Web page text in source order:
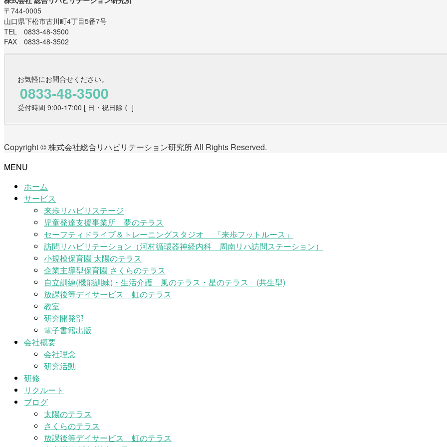
〒744-0005
山口県下松市古川町4丁目5番7号
TEL 0833-48-3500
FAX 0833-48-3502
お気軽にお問合せください。
0833-48-3500
受付時間 9:00-17:00 [ 日・祝日除く ]
Copyright © 株式会社総合リハビリテーション研究所 All Rights Reserved.
MENU
ホーム
サービス
来歩リハビリステージ
児童発達支援事業所 夢のテラス
セーフティドライブ＆トレーニングスタジオ 「来歩フットルース」
訪問リハビリテーション（河村循環器神経内科 周南リハ訪問ステーション）
小規模保育園 太陽のテラス
企業主導型保育園 さくらのテラス
自立訓練(機能訓練)・生活介護 風のテラス・星のテラス (共生型)
放課後等デイサービス 虹のテラス
教室
研究開発部
電子書籍出版
会社概要
会社理念
研究活動
研修
リクルート
ブログ
太陽のテラス
さくらのテラス
放課後等デイサービス 虹のテラス